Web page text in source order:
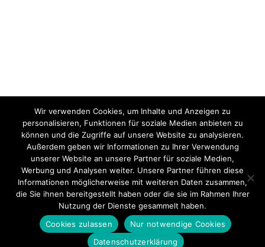
Wir verwenden Cookies, um Inhalte und Anzeigen zu
personalisieren, Funktionen für soziale Medien anbieten zu
können und die Zugriffe auf unsere Website zu analysieren.
Außerdem geben wir Informationen zu Ihrer Verwendung
unserer Website an unsere Partner für soziale Medien,
Werbung und Analysen weiter. Unsere Partner führen diese
Informationen möglicherweise mit weiteren Daten zusammen,
die Sie ihnen bereitgestellt haben oder die sie im Rahmen Ihrer
Nutzung der Dienste gesammelt haben.
Cookies zulassen
Nur notwendige Cookies
Datenschutzerklärung